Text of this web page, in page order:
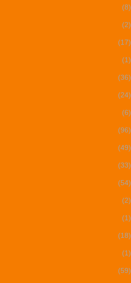
(8)
(2)
(17)
(1)
(36)
(24)
(6)
(96)
(49)
(33)
(54)
(2)
(1)
(18)
(1)
(59)